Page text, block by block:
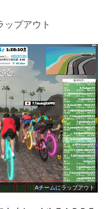
ップアウト
Aチームにラップアウト